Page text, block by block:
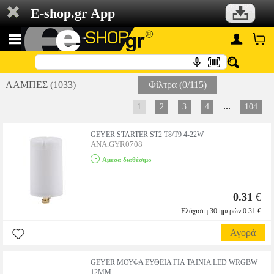
E-shop.gr App
ΛΑΜΠΕΣ (1033) Φίλτρα (0/115)
1 2 3 4 ... 104
GEYER STARTER ST2 T8/T9 4-22W
ANA.GYR0708
Αμεσα διαθέσιμο
0.31 €
Ελάχιστη 30 ημερών 0.31 €
Αγορά
GEYER ΜΟΥΦΑ ΕΥΘΕΙΑ ΓΙΑ ΤΑΙΝΙΑ LED WRGBW
12MM